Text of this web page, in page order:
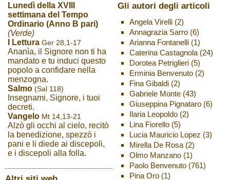
Lunedì della XVIII
settimana del Tempo
Ordinario (Anno B pari)
(Verde)
I Lettura Ger 28,1-17
Ananìa, il Signore non ti ha
mandato e tu induci questo
popolo a confidare nella
menzogna.
Salmo (Sal 118)
Insegnami, Signore, i tuoi
decreti.
Vangelo Mt 14,13-21
Alzò gli occhi al cielo, recitò
la benedizione, spezzò i
pani e li diede ai discepoli,
e i discepoli alla folla.
Gli autori degli articoli
Angela Virelli(2)
Annagrazia Sarro(6)
Arianna Fontanelli(1)
Caterina Castagnola(24)
Dorotea Petriglieri(5)
Erminia Benvenuto(2)
Fina Gibaldi(2)
Gabriele Monte(43)
Giuseppina Pignataro(6)
Ilaria Leopoldo(2)
Lina Fiorello(5)
Lucia Mauricio Lopez (3)
Mirella De Rosa(2)
Olmo Manzano(1)
Paolo Benvenuto(761)
Pina Oro(1)